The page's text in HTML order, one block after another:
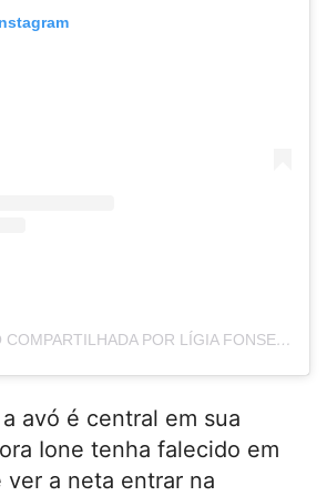
UMA PUBLICAÇÃO COMPARTILHADA POR LÍGIA FONSECA FERREIRA (@LIGIAFONSECCA)
avó é central em sua
Ione tenha falecido em
ver a neta entrar na